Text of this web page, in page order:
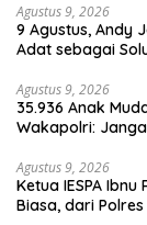
Agustus 9, 2026
9 Agustus, Andy
Adat sebagai
Agustus 9, 2026
35.936 Anak
Wakapolri:
Agustus 9, 2026
Ketua IESPA
Biasa, dari